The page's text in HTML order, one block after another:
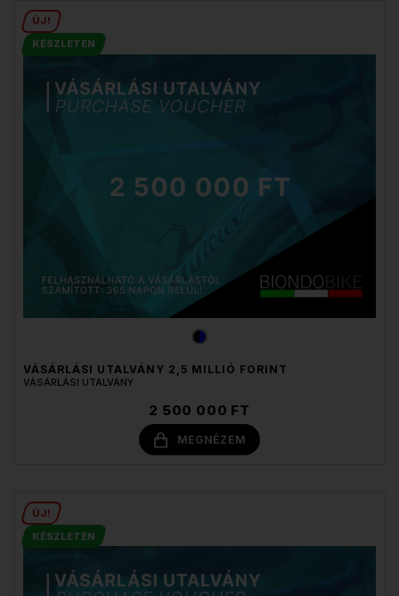
ÚJ!
KÉSZLETEN
VÁSÁRLÁSI UTALVÁNY 2,5 MILLIÓ FORINT
VÁSÁRLÁSI UTALVÁNY
2 500 000 FT
MEGNÉZEM
ÚJ!
KÉSZLETEN